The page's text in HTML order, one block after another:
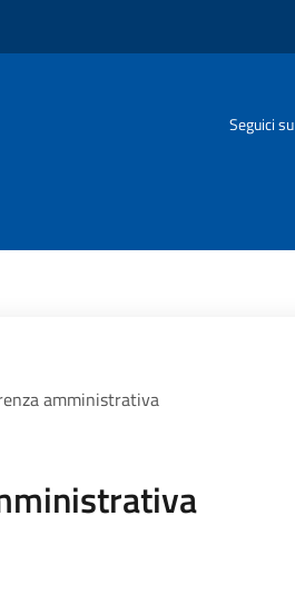
Seguici su
amministrativa